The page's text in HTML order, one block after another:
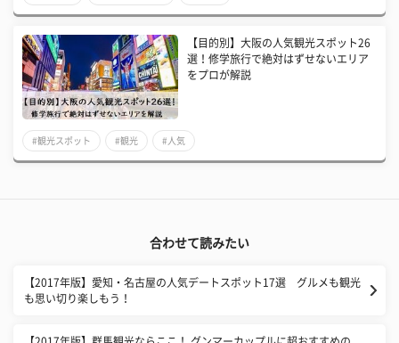
【目的別】大阪の人気観光スポット26
選！修学旅行で絶対はずせないエリア
をプロが解説
#観光スポット #観光 #人気
合わせて読みたい
【2017年版】愛知・名古屋の人気デートスポット17選 グルメも観光
も思い切り楽しもう！
【2017年版】群馬観光ならここ！ グンマーカップルに超おすすめの